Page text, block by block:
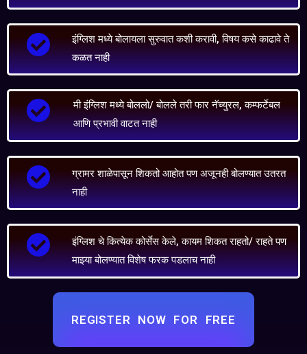
इंग्लिश मध्ये बोलायला सुरुवात कशी करावी, विषय कसे काढावे ते
कळत नाही
मी इंग्लिश मध्ये बोललो/ बोलले तरी फार नॅच्युरल, कम्फर्टेबल
आणि प्रभावी वाटत नाही
ग्रामर शाळेपासून शिकतो आहोत पण अजूनही बोलण्यात उतरत
नाही
इंग्लिश चे कित्येक कोर्सेस केले, कायम शिकत राहतो/ राहते पण
माझ्या बोलण्यात विशेष फरक पडलाच नाही
REGISTER NOW FOR FREE